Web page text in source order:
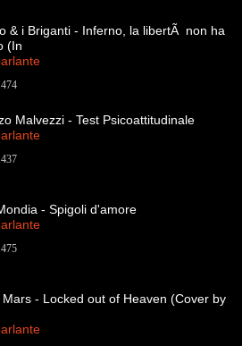
& i Briganti - Inferno, la libertÃ non ha
(In
Malvezzi - Test Psicoattitudinale
- Spigoli d'amore
Mars - Locked out of Heaven (Cover by